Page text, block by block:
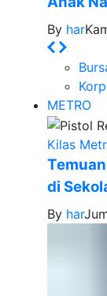
By har
METRO
Kilas
di
By har